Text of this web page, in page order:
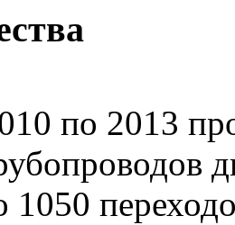
по 2013
1050